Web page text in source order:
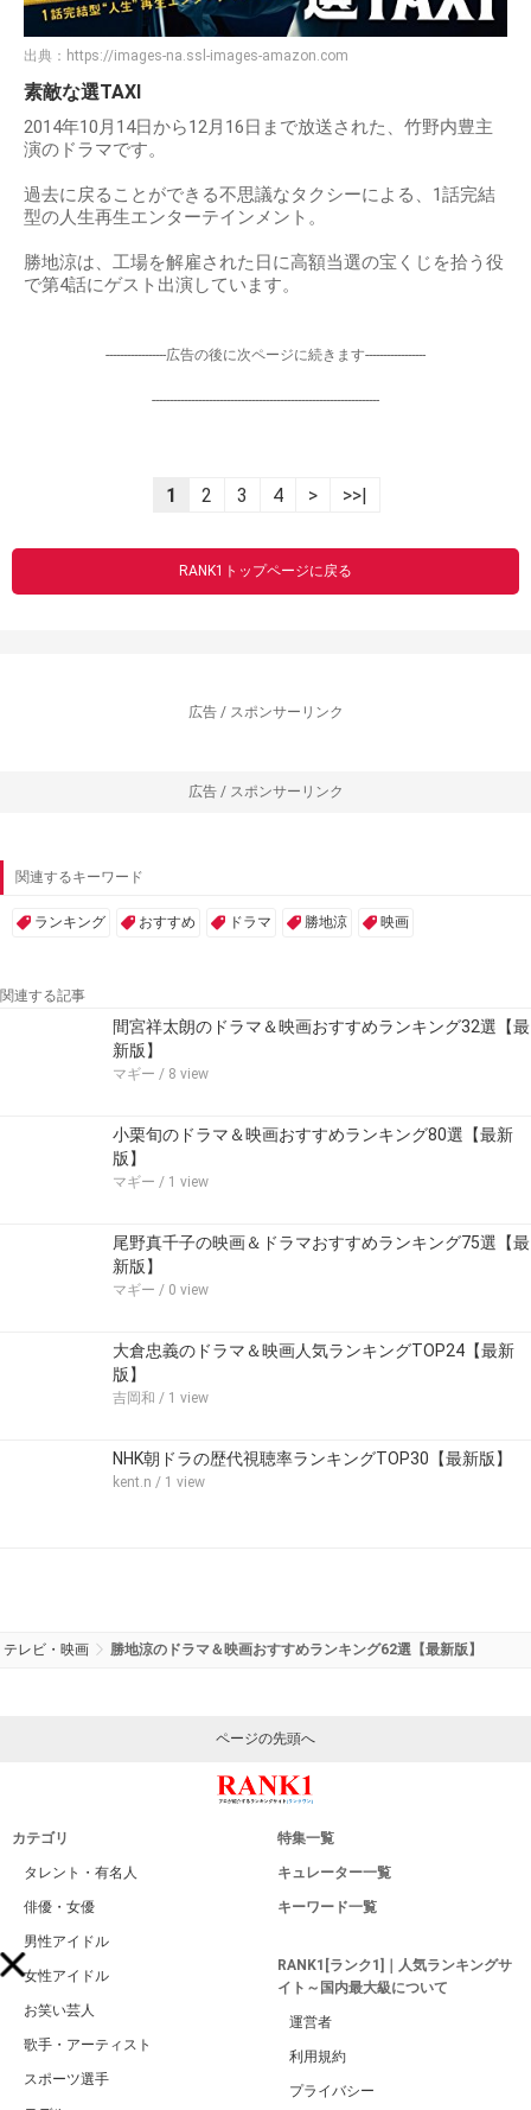
出典： https://images-na.ssl-images-amazon.com
素敵な選TAXI
2014年10月14日から12月16日まで放送された、竹野内豊主
演のドラマです。
過去に戻ることができる不思議なタクシーによる、1話完結
型の人生再生エンターテインメント。
勝地涼は、工場を解雇された日に高額当選の宝くじを拾う役
で第4話にゲスト出演しています。
-----------------広告の後に次ページに続きます-----------------
----------------------------------------------------------------
1 2 3 4 > >>|
RANK1トップページに戻る
広告 / スポンサーリンク
広告 / スポンサーリンク
関連するキーワード
ランキング おすすめ ドラマ 勝地涼 映画
関連する記事
間宮祥太朗のドラマ＆映画おすすめランキング32選【最
新版】
マギー / 8 view
小栗旬のドラマ＆映画おすすめランキング80選【最新
版】
マギー / 1 view
尾野真千子の映画＆ドラマおすすめランキング75選【最
新版】
マギー / 0 view
大倉忠義のドラマ＆映画人気ランキングTOP24【最新
版】
吉岡和 / 1 view
NHK朝ドラの歴代視聴率ランキングTOP30【最新版】
kent.n / 1 view
テレビ・映画 勝地涼のドラマ＆映画おすすめランキング62選【最新版】
ページの先頭へ
カテゴリ
タレント・有名人
俳優・女優
男性アイドル
女性アイドル
お笑い芸人
歌手・アーティスト
スポーツ選手
特集一覧
キュレーター一覧
キーワード一覧
RANK1[ランク1]｜人気ランキングサ
イト～国内最大級について
運営者
利用規約
プライバシー